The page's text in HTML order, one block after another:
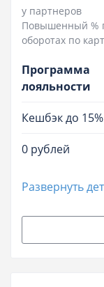
у партнеров
Повышенный %
оборотах по
Программа
лояльности
Кешбэк до 15%
0 рублей
Развернуть